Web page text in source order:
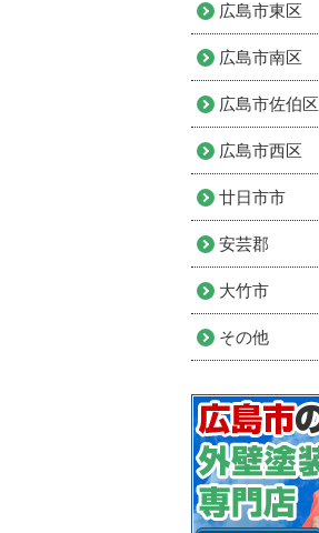
広島市東区
広島市南区
広島市佐伯区
広島市西区
廿日市市
安芸郡
大竹市
その他